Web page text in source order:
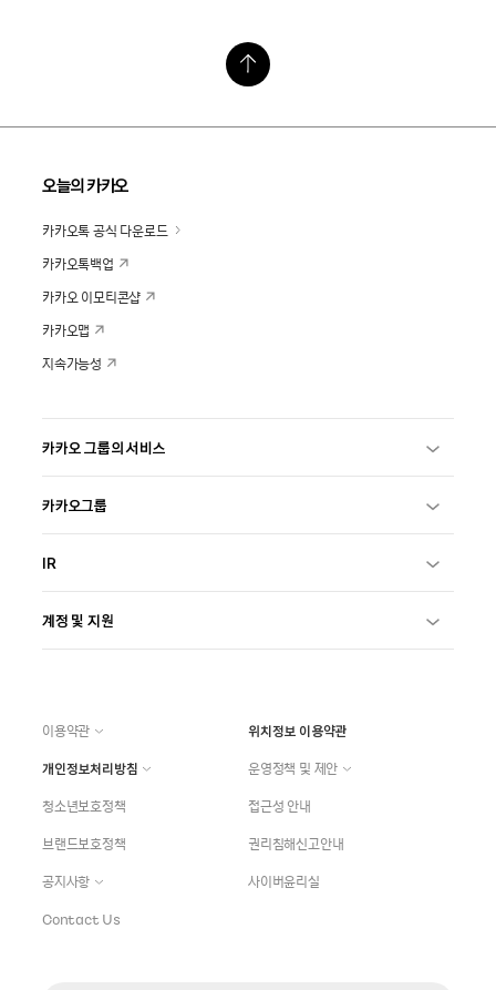
오늘의 카카오
카카오톡 공식 다운로드
카카오톡백업
카카오 이모티콘샵
카카오맵
지속가능성
카카오 그룹의 서비스
카카오그룹
IR
계정 및 지원
이용약관
위치정보 이용약관
개인정보처리방침
운영정책 및 제안
청소년보호정책
접근성 안내
브랜드보호정책
권리침해신고안내
공지사항
사이버윤리실
Contact Us